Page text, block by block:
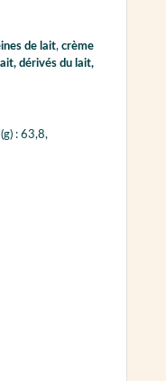
de lait, crème
lait, dérivés du lait,
: 63,8,